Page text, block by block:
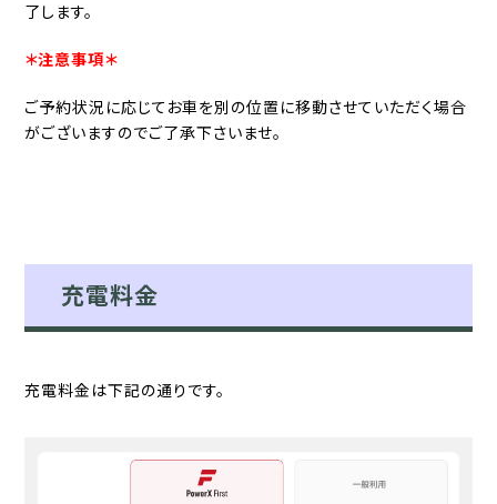
了します。
＊注意事項＊
ご予約状況に応じてお車を別の位置に移動させていただく場合
がございますのでご了承下さいませ。
充電料金
充電料金は下記の通りです。